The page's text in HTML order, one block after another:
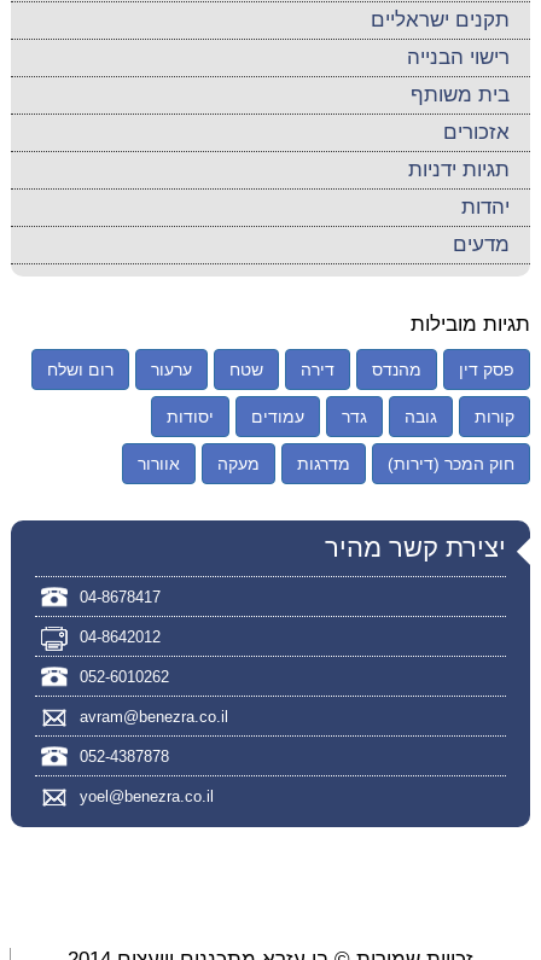
תקנים ישראליים
רישוי הבנייה
בית משותף
אזכורים
תגיות ידניות
יהדות
מדעים
תגיות מובילות
פסק דין מהנדס דירה שטח ערעור רום ושלח
קורות גובה גדר עמודים יסודות
חוק המכר (דירות) מדרגות מעקה אוורור
יצירת קשר מהיר
04-8678417
04-8642012
052-6010262
avram@benezra.co.il
052-4387878
yoel@benezra.co.il